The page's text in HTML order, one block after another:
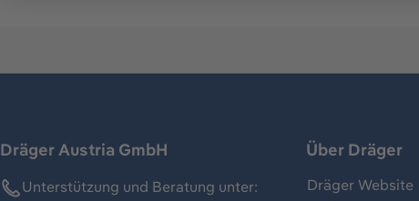
Dräger Austria GmbH
Unterstützung und Beratung unter:
Über Dräger
Dräger Website